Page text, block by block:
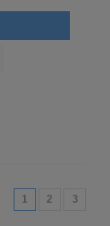
1 (current)
2 3